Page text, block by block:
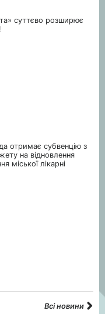
суттєво розширює
отримає субвенцію з
на відновлення
міської лікарні
Всі новини